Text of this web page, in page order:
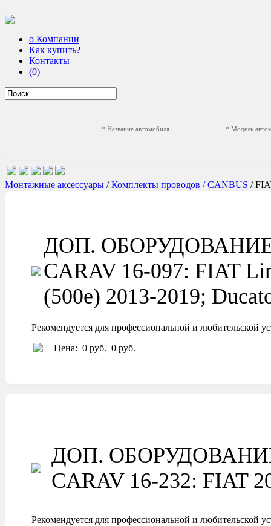
о Компании
Как купить?
Контакты
(0)
* Название автомобиля * Модель
Монтажные аксессуары /Комплекты проводов / CANBUS /
ДОП.
CARAV 16-097: FIAT
(500e) 2013-2019;
Рекомендуется для профессиональной и любительской
Цена: 0 руб. 0 руб.
ДОП.
CARAV 16-232: FIAT
Рекомендуется для профессиональной и любительской